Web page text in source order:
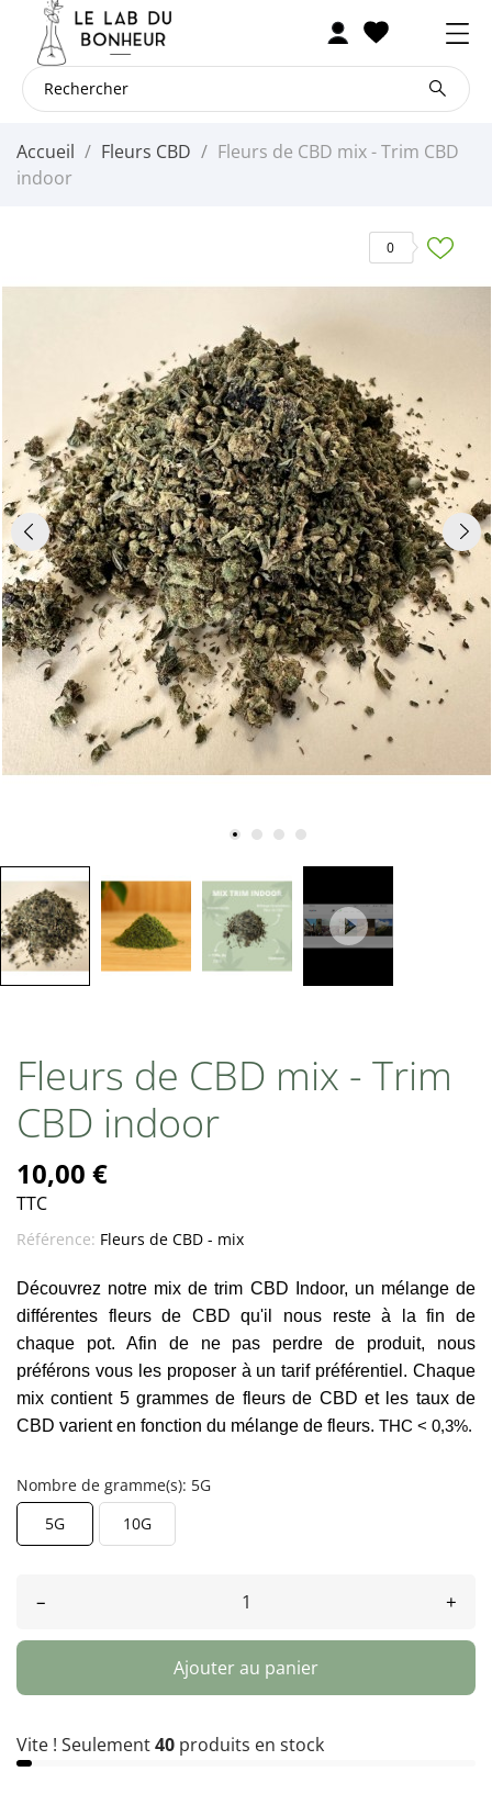
Accueil Fleurs CBD
Fleurs de CBD mix - Trim CBD
indoor
0
Fleurs de CBD mix - Trim
CBD indoor
10,00 €
TTC
Référence: Fleurs de CBD - mix
Découvrez notre mix de trim CBD Indoor, un mélange de
différentes fleurs de CBD qu'il nous reste à la fin de
chaque pot. Afin de ne pas perdre de produit, nous
préférons vous les proposer à un tarif préférentiel. Chaque
mix contient 5 grammes de fleurs de CBD et les taux de
CBD varient en fonction du mélange de fleurs. THC < 0,3%.
Nombre de gramme(s): 5G
5G
10G
– +
Ajouter au panier
Vite ! Seulement40 produits en stock